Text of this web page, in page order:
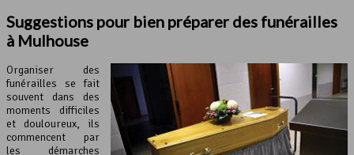
Suggestions pour bien préparer des funérailles
à Mulhouse
Organiser des
funérailles se fait
souvent dans des
moments difficiles
et douloureux, ils
commencent par
les démarches